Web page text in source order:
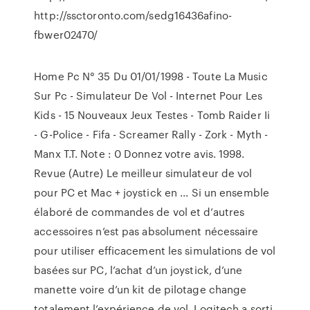
http://ssctoronto.com/sedg16436afino-
fbwer02470/
Home Pc N° 35 Du 01/01/1998 - Toute La Music
Sur Pc - Simulateur De Vol - Internet Pour Les
Kids - 15 Nouveaux Jeux Testes - Tomb Raider Ii
- G-Police - Fifa - Screamer Rally - Zork - Myth -
Manx T.T. Note : 0 Donnez votre avis. 1998.
Revue (Autre) Le meilleur simulateur de vol
pour PC et Mac + joystick en ... Si un ensemble
élaboré de commandes de vol et d’autres
accessoires n’est pas absolument nécessaire
pour utiliser efficacement les simulations de vol
basées sur PC, l’achat d’un joystick, d’une
manette voire d’un kit de pilotage change